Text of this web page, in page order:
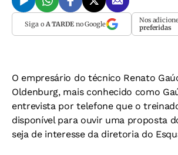
Siga o A TARDEno Google Nos
preferidas
O empresário do técnico Renato
Oldenburg, mais conhecido como
entrevista por telefone que o
disponível para ouvir uma proposta
seja de interesse da diretoria do